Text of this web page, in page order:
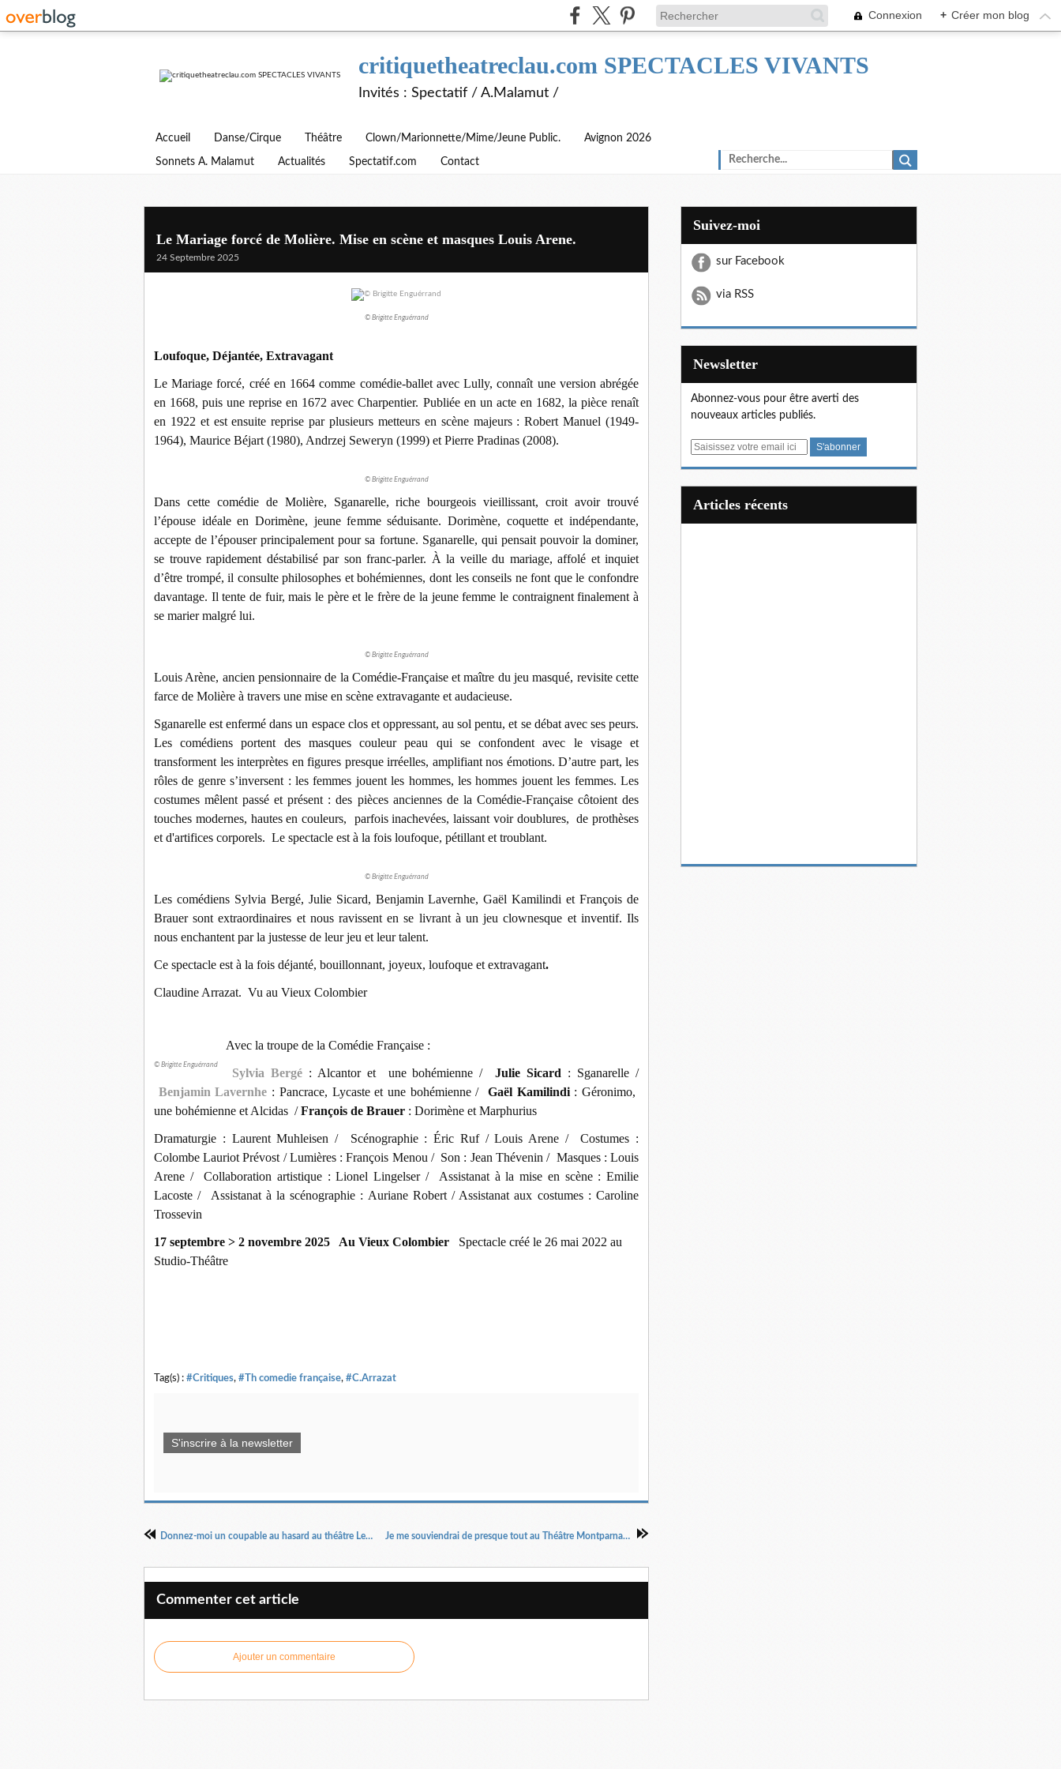
Connexion + Créer mon blog
critiquetheatreclau.com SPECTACLES VIVANTS
Invités : Spectatif / A.Malamut /
Accueil Danse/Cirque Théâtre Clown/Marionnette/Mime/Jeune Public. Avignon 2026
Sonnets A. Malamut Actualités Spectatif.com Contact
Le Mariage forcé de Molière. Mise en scène et masques Louis Arene.
24 Septembre 2025
© Brigitte Enguérrand
Loufoque, Déjantée, Extravagant
Le Mariage forcé, créé en 1664 comme comédie-ballet avec Lully, connaît une version abrégée
en 1668, puis une reprise en 1672 avec Charpentier. Publiée en un acte en 1682, la pièce renaît
en 1922 et est ensuite reprise par plusieurs metteurs en scène majeurs : Robert Manuel (1949-
1964), Maurice Béjart (1980), Andrzej Seweryn (1999) et Pierre Pradinas (2008).
© Brigitte Enguérrand
Dans cette comédie de Molière, Sganarelle, riche bourgeois vieillissant, croit avoir trouvé
l’épouse idéale en Dorimène, jeune femme séduisante. Dorimène, coquette et indépendante,
accepte de l’épouser principalement pour sa fortune. Sganarelle, qui pensait pouvoir la dominer,
se trouve rapidement déstabilisé par son franc-parler. À la veille du mariage, affolé et inquiet
d’être trompé, il consulte philosophes et bohémiennes, dont les conseils ne font que le confondre
davantage. Il tente de fuir, mais le père et le frère de la jeune femme le contraignent finalement à
se marier malgré lui.
© Brigitte Enguérrand
Louis Arène, ancien pensionnaire de la Comédie-Française et maître du jeu masqué, revisite cette
farce de Molière à travers une mise en scène extravagante et audacieuse.
Sganarelle est enfermé dans un espace clos et oppressant, au sol pentu, et se débat avec ses peurs.
Les comédiens portent des masques couleur peau qui se confondent avec le visage et
transforment les interprètes en figures presque irréelles, amplifiant nos émotions. D’autre part, les
rôles de genre s’inversent : les femmes jouent les hommes, les hommes jouent les femmes. Les
costumes mêlent passé et présent : des pièces anciennes de la Comédie-Française côtoient des
touches modernes, hautes en couleurs, parfois inachevées, laissant voir doublures, de prothèses
et d'artifices corporels. Le spectacle est à la fois loufoque, pétillant et troublant.
© Brigitte Enguérrand
Les comédiens Sylvia Bergé, Julie Sicard, Benjamin Lavernhe, Gaël Kamilindi et François de
Brauer sont extraordinaires et nous ravissent en se livrant à un jeu clownesque et inventif. Ils
nous enchantent par la justesse de leur jeu et leur talent.
Ce spectacle est à la fois déjanté, bouillonnant, joyeux, loufoque et extravagant.
Claudine Arrazat. Vu au Vieux Colombier
© Brigitte Enguérrand
Avec la troupe de la Comédie Française :
Sylvia Bergé : Alcantor et une bohémienne /Julie Sicard : Sganarelle /
Benjamin Lavernhe : Pancrace, Lycaste et une bohémienne / Gaël Kamilindi: Géronimo,
une bohémienne et Alcidas /François de Brauer : Dorimène et Marphurius
Dramaturgie : Laurent Muhleisen / Scénographie : Éric Ruf / Louis Arene / Costumes :
Colombe Lauriot Prévost / Lumières : François Menou / Son : Jean Thévenin / Masques : Louis
Arene / Collaboration artistique : Lionel Lingelser / Assistanat à la mise en scène : Emilie
Lacoste / Assistanat à la scénographie : Auriane Robert / Assistanat aux costumes : Caroline
Trossevin
17 septembre > 2 novembre 2025 Au Vieux Colombier
Spectacle créé le 26 mai 2022 au
Studio-Théâtre
Tag(s) : #Critiques, #Th comedie française, #C.Arrazat
S'inscrire à la newsletter
Donnez-moi un coupable au hasard au théâtre Lepic. Je me souviendrai de presque tout au Théâtre Montparnasse.
Commenter cet article
Ajouter un commentaire
Suivez-moi
sur Facebook
via RSS
Newsletter
Abonnez-vous pour être averti des
nouveaux articles publiés.
E
articles récents